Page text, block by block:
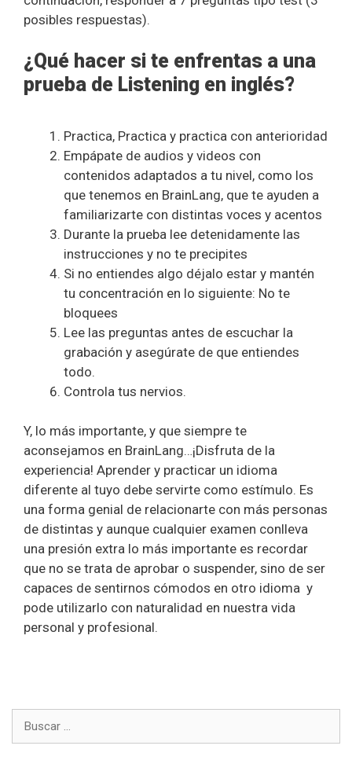
posibles respuestas).
¿Qué hacer si te enfrentas a una
prueba de Listening en inglés?
Practica, Practica y practica con anterioridad
Empápate de audios y videos con
contenidos adaptados a tu nivel, como los
que tenemos en BrainLang, que te ayuden a
familiarizarte con distintas voces y acentos
Durante la prueba lee detenidamente las
instrucciones y no te precipites
Si no entiendes algo déjalo estar y mantén
tu concentración en lo siguiente: No te
bloquees
Lee las preguntas antes de escuchar la
grabación y asegúrate de que entiendes
todo.
Controla tus nervios.
Y, lo más importante, y que siempre te
aconsejamos en BrainLang…¡Disfruta de la
experiencia! Aprender y practicar un idioma
diferente al tuyo debe servirte como estímulo. Es
una forma genial de relacionarte con más personas
de distintas y aunque cualquier examen conlleva
una presión extra lo más importante es recordar
que no se trata de aprobar o suspender, sino de ser
capaces de sentirnos cómodos en otro idioma y
pode utilizarlo con naturalidad en nuestra vida
personal y profesional.